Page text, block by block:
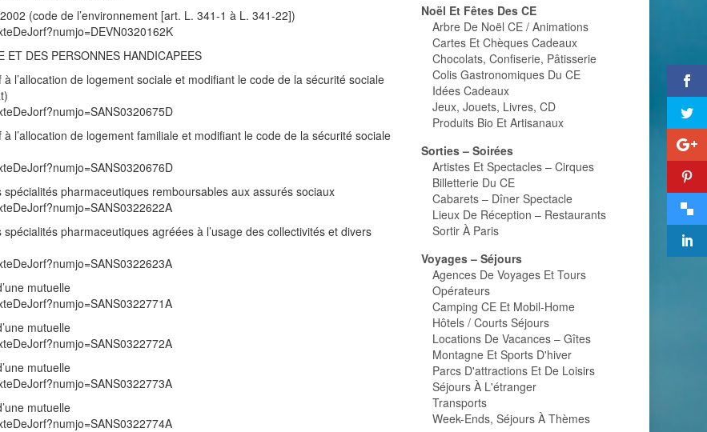
(code de l’environnement [art. L. 341-1 à L. 341-22])
DES PERSONNES HANDICAPEES
l’allocation de logement sociale et modifiant le code de la sécurité sociale
l’allocation de logement familiale et modifiant le code de la sécurité sociale
pharmaceutiques remboursables aux assurés sociaux
pharmaceutiques agréées à l’usage des collectivités et divers
mutuelle
mutuelle
mutuelle
mutuelle
Noël Et Fêtes Des CE
Arbre De Noël CE / Animations
Cartes Et Chèques Cadeaux
Chocolats, Confiserie, Pâtisserie
Colis Gastronomiques Du CE
Idées Cadeaux
Jeux, Jouets, Livres, CD
Produits Bio Et Artisanaux
Sorties – Soirées
Artistes Et Spectacles – Cirques
Billetterie Du CE
Cabarets – Dîner Spectacle
Lieux De Réception – Restaurants
Sortir À Paris
Voyages – Séjours
Agences De Voyages Et Tours
Opérateurs
Camping CE Et Mobil-Home
Hôtels / Courts Séjours
Locations De Vacances – Gîtes
Montagne Et Sports D'hiver
Parcs D'attractions Et De Loisirs
Séjours À L'étranger
Transports
Week-Ends, Séjours À Thèmes